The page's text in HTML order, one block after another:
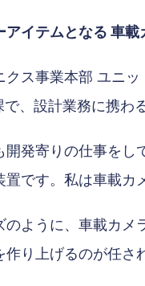
アイテムとなる 車
クス事業本部 ユニ
、設計業務に携わる
開発寄りの仕事を
置です。私は車載カ
のように、車載カ
り上げるのが任さ